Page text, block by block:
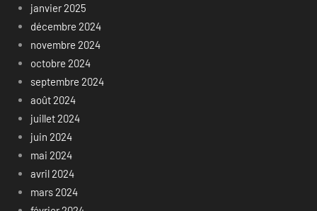
janvier 2025
décembre 2024
novembre 2024
octobre 2024
septembre 2024
août 2024
juillet 2024
juin 2024
mai 2024
avril 2024
mars 2024